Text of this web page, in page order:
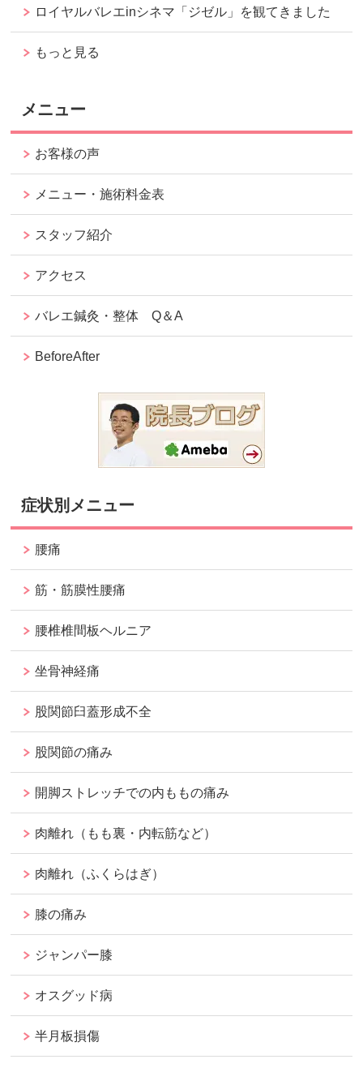
ロイヤルバレエinシネマ「ジゼル」を観てきました
もっと見る
メニュー
お客様の声
メニュー・施術料金表
スタッフ紹介
アクセス
バレエ鍼灸・整体 Q＆A
BeforeAfter
症状別メニュー
腰痛
筋・筋膜性腰痛
腰椎椎間板ヘルニア
坐骨神経痛
股関節臼蓋形成不全
股関節の痛み
開脚ストレッチでの内ももの痛み
肉離れ（もも裏・内転筋など）
肉離れ（ふくらはぎ）
膝の痛み
ジャンパー膝
オスグッド病
半月板損傷